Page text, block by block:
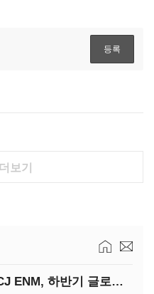
보기
티빙·콘텐츠 IP 키운다…CJ ENM, 하반기 글로벌 확장 가속